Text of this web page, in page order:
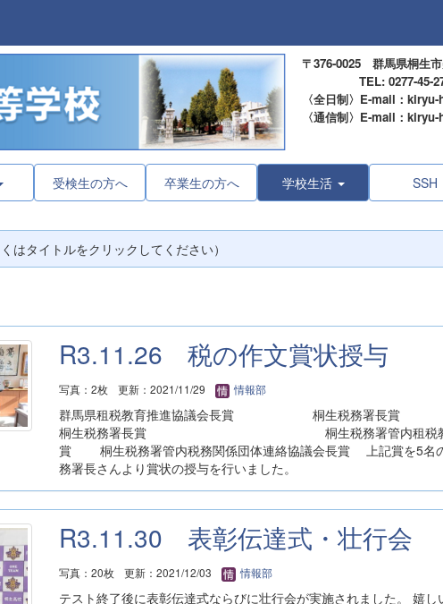
〒376-0025 群馬県桐生
TEL: 0277-45-2756
〈全日制〉E-mail：
〈通信制〉E-mail：
受検生の方へ 卒業生の方へ 学校生活 SSH
はタイトルをクリックしてください）
R3.11.26 税の作文賞状授与
写真：2枚 更新：2021/11/29 情報部
群馬県租税教育推進協議会長賞 桐
桐生税務署長賞 桐生税務署管内租税教育推
賞 桐生税務署管内税務関係団体連絡協議会長賞 上記賞を5名
務署長さんより賞状の授与を行いました。
R3.11.30 表彰伝達式・壮行会
写真：20枚 更新：2021/12/03 情報部
テスト終了後に表彰伝達式ならびに壮行会が実施されました。 嬉